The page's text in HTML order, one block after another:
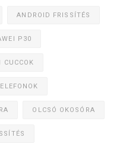
ANDROID FRISSÍTÉS
P30
CUCCOK
OLCSÓ OKOSÓRA